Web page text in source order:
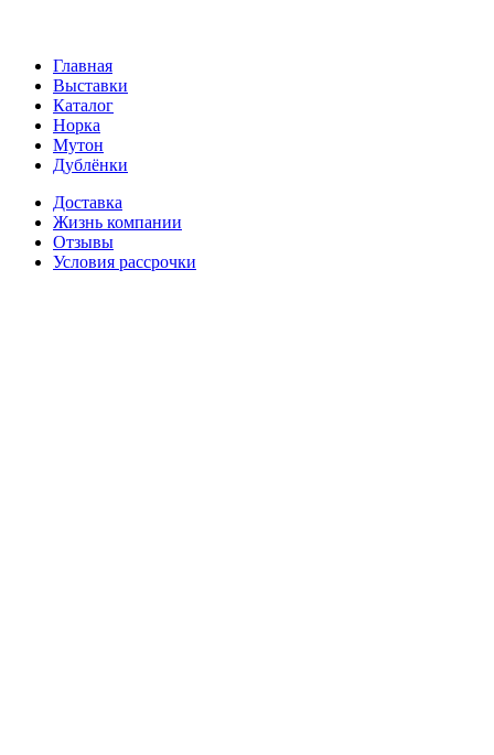
Главная
Выставки
Каталог
Норка
Мутон
Дублёнки
Доставка
Жизнь компании
Отзывы
Условия рассрочки